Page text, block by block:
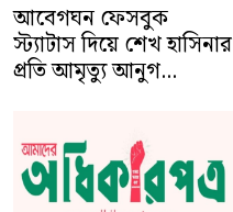
আবেগঘন ফেসবুক
স্ট্যাটাস দিয়ে শেখ হাসিনার
প্রতি আমৃত্যু আনুগ...